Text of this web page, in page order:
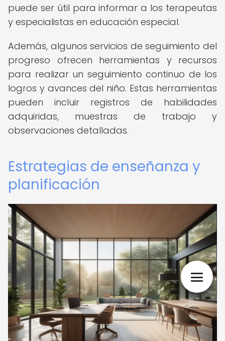
puede ser útil para informar a los terapeutas
y especialistas en educación especial.
Además, algunos servicios de seguimiento del
progreso ofrecen herramientas y recursos
para realizar un seguimiento continuo de los
logros y avances del niño. Estas herramientas
pueden incluir registros de habilidades
adquiridas, muestras de trabajo y
observaciones detalladas.
Estrategias de enseñanza y
planificación